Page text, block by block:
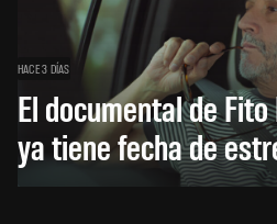
HACE 3 DÍAS
El documental de
ya tiene fecha de